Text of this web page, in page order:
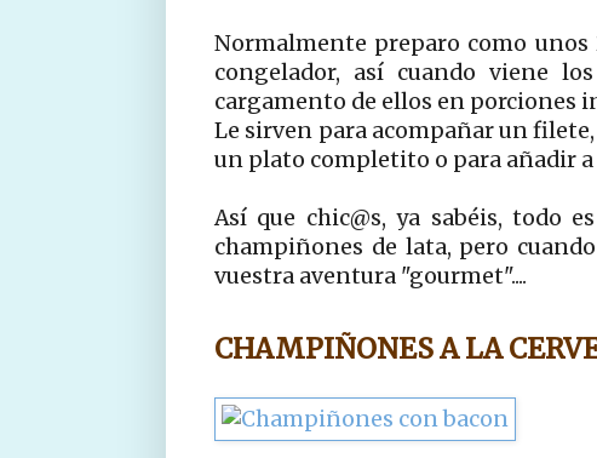
Normalmente preparo como
congelador, así cuando viene
cargamento de ellos en porciones
Le sirven para acompañar un
un plato completito o para añadir a
Así que chic@s, ya sabéis, todo
champiñones de lata, pero
vuestra aventura "gourmet"....
CHAMPIÑONES A LA